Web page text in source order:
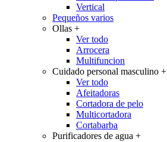
Vertical
Pequeños varios
Ollas +
Ver todo
Arrocera
Multifuncion
Cuidado personal masculino +
Ver todo
Afeitadoras
Cortadora de pelo
Multicortadora
Cortabarba
Purificadores de agua +